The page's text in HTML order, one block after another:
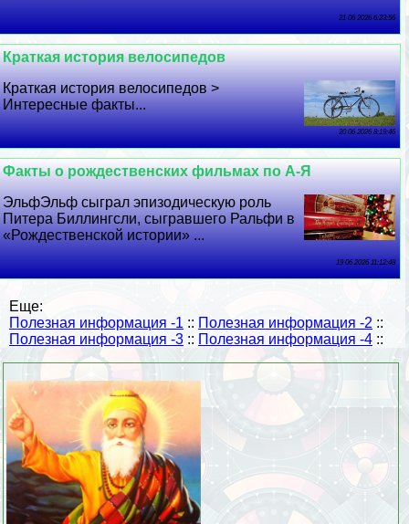
21 06 2026 6:23:56
Краткая история велосипедов
Краткая история велосипедов >
Интересные факты...
20 06 2026 8:19:46
Факты о рождественских фильмах по А-Я
ЭльфЭльф сыграл эпизодическую роль
Питера Биллингсли, сыгравшего Ральфи в
«Рождественской истории» ...
19 06 2026 11:12:48
Еще:
Полезная информация -1 :: Полезная информация -2 ::
Полезная информация -3 :: Полезная информация -4 ::